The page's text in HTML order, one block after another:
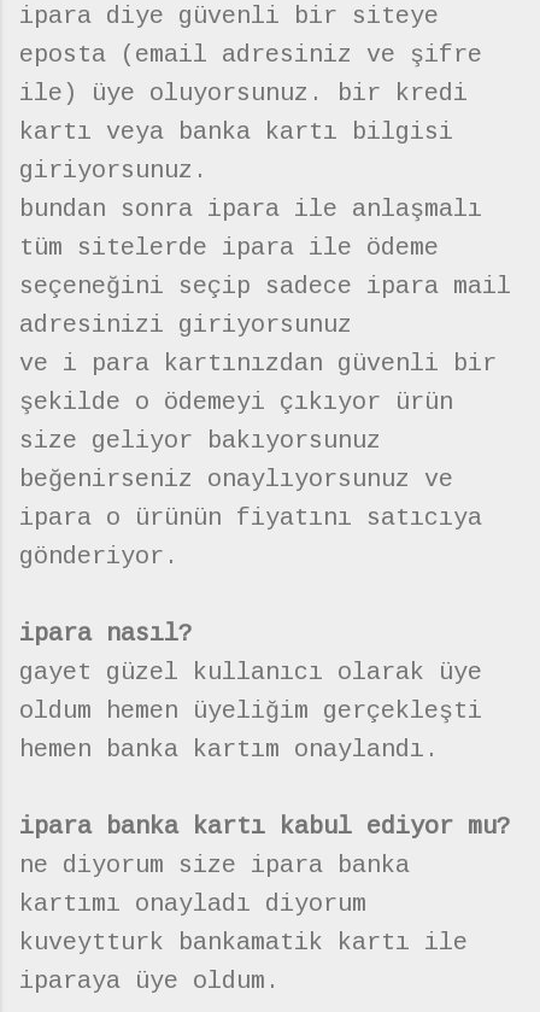
ipara diye güvenli bir siteye
eposta (email adresiniz ve şifre
ile) üye oluyorsunuz. bir kredi
kartı veya banka kartı bilgisi
giriyorsunuz.
bundan sonra ipara ile anlaşmalı
tüm sitelerde ipara ile ödeme
seçeneğini seçip sadece ipara mail
adresinizi giriyorsunuz
ve i para kartınızdan güvenli bir
şekilde o ödemeyi çıkıyor ürün
size geliyor bakıyorsunuz
beğenirseniz onaylıyorsunuz ve
ipara o ürünün fiyatını satıcıya
gönderiyor.
ipara nasıl?
gayet güzel kullanıcı olarak üye
oldum hemen üyeliğim gerçekleşti
hemen banka kartım onaylandı.
ipara banka kartı kabul ediyor mu?
ne diyorum size ipara banka
kartımı onayladı diyorum
kuveytturk bankamatik kartı ile
iparaya üye oldum.